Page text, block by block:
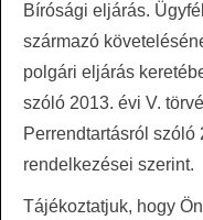
Bírósági eljárás.
származó
polgári eljárás
szóló 2013. évi V.
Perrendtartásról
rendelkezései szerint.
Tájékoztatjuk, hogy